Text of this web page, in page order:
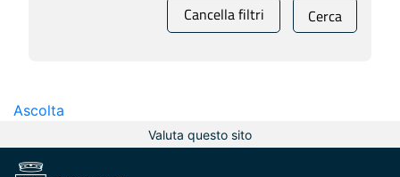
Cancella filtri Cerca
Ascolta
Valuta questo sito